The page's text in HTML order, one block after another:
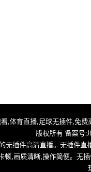
,体育直播,足球无插件,免
版权所有 备案号:
无插件高清直播。无插件
顿,画质清晰,操作简便。无